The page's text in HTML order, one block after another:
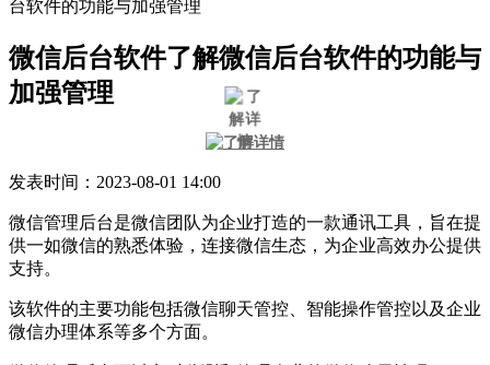
台软件的功能与加强管理
微信后台软件了解微信后台软件的功能与
加强管理
发表时间：2023-08-01 14:00
微信管理后台是微信团队为企业打造的一款通讯工具，旨在提
供一如微信的熟悉体验，连接微信生态，为企业高效办公提供
支持。
该软件的主要功能包括微信聊天管控、智能操作管控以及企业
微信办理体系等多个方面。